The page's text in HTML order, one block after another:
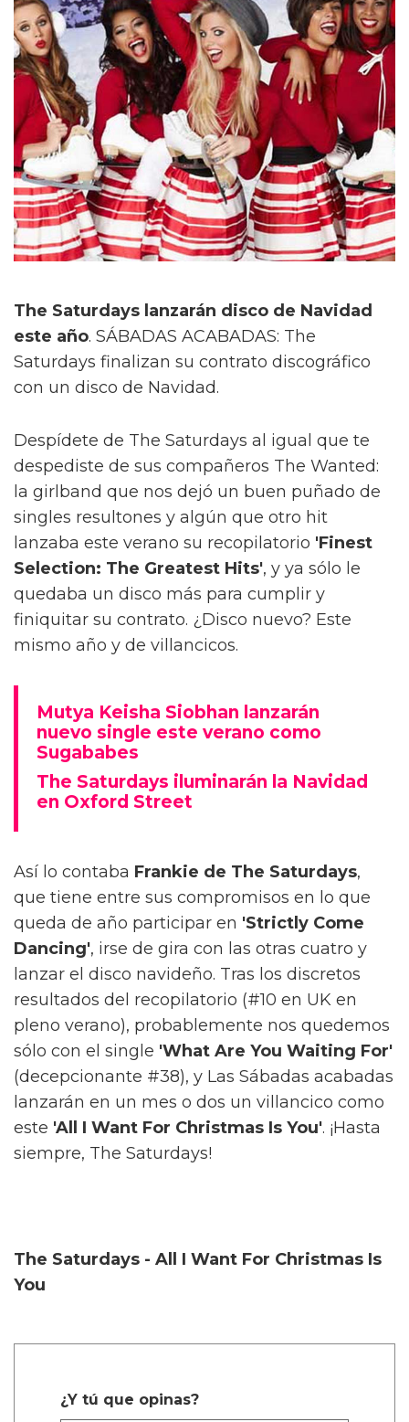
The Saturdays lanzarán disco de Navidad
este año. SÁBADAS ACABADAS: The
Saturdays finalizan su contrato discográfico
con un disco de Navidad.
Despídete de The Saturdays al igual que te
despediste de sus compañeros The Wanted:
la girlband que nos dejó un buen puñado de
singles resultones y algún que otro hit
lanzaba este verano su recopilatorio 'Finest
Selection: The Greatest Hits', y ya sólo le
quedaba un disco más para cumplir y
finiquitar su contrato. ¿Disco nuevo? Este
mismo año y de villancicos.
Mutya Keisha Siobhan lanzarán
nuevo single este verano como
Sugababes
The Saturdays iluminarán la Navidad
en Oxford Street
Así lo contaba Frankie de The Saturdays,
que tiene entre sus compromisos en lo que
queda de año participar en 'Strictly Come
Dancing', irse de gira con las otras cuatro y
lanzar el disco navideño. Tras los discretos
resultados del recopilatorio (#10 en UK en
pleno verano), probablemente nos quedemos
sólo con el single 'What Are You Waiting For'
(decepcionante #38), y Las Sábadas acabadas
lanzarán en un mes o dos un villancico como
este 'All I Want For Christmas Is You'. ¡Hasta
siempre, The Saturdays!
The Saturdays - All I Want For Christmas Is
You
¿Y tú que opinas?